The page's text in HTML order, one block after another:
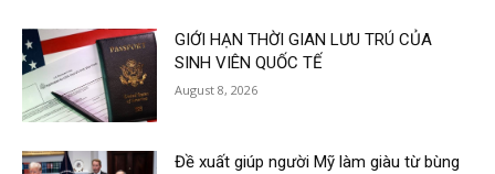
GIỚI HẠN THỜI GIAN LƯU TRÚ CỦA
SINH VIÊN QUỐC TẾ
August 8, 2026
Đề xuất giúp người Mỹ làm giàu từ bùng